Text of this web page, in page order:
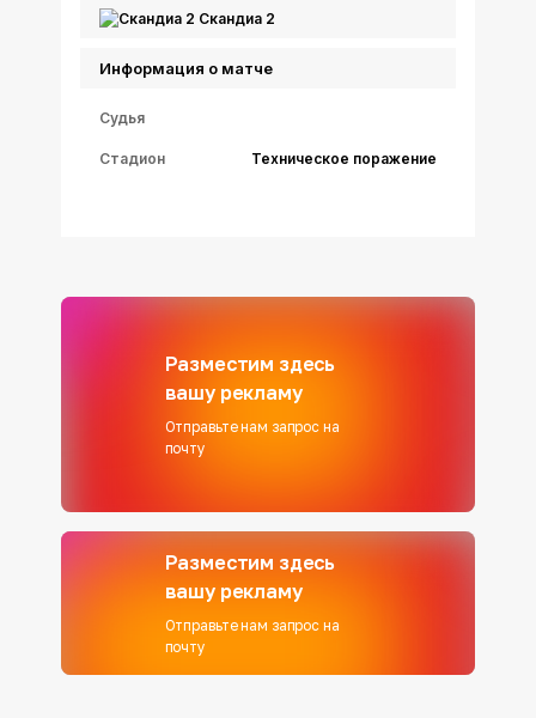
Скандиа 2
Информация о матче
Судья
Стадион Техническое поражение
Разместим здесь
вашу рекламу
Отправьте нам запрос на
почту
Разместим здесь
вашу рекламу
Отправьте нам запрос на
почту